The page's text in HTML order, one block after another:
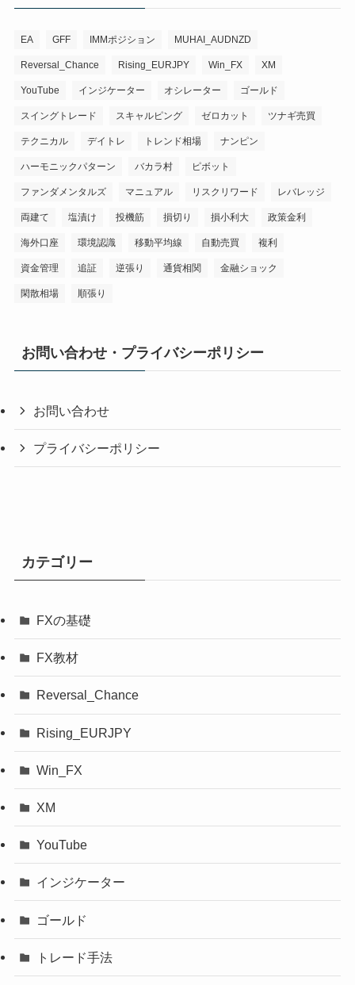
EA GFF IMMポジション MUHAI_AUDNZD
Reversal_Chance Rising_EURJPY Win_FX XM
YouTube インジケーター オシレーター ゴールド
スイングトレード スキャルピング ゼロカット ツナギ売買
テクニカル デイトレ トレンド相場 ナンピン
ハーモニックパターン バカラ村 ピボット
ファンダメンタルズ マニュアル リスクリワード レバレッジ
両建て 塩漬け 投機筋 損切り 損小利大 政策金利
海外口座 環境認識 移動平均線 自動売買 複利
資金管理 追証 逆張り 通貨相関 金融ショック
閑散相場 順張り
お問い合わせ・プライバシーポリシー
お問い合わせ
プライバシーポリシー
カテゴリー
FXの基礎
FX教材
Reversal_Chance
Rising_EURJPY
Win_FX
XM
YouTube
インジケーター
ゴールド
トレード手法